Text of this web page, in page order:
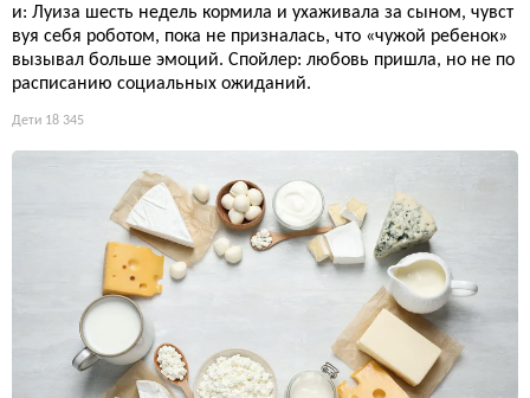
и: Луиза шесть недель кормила и ухаживала за сыном, чувст
вуя себя роботом, пока не призналась, что «чужой ребенок»
вызывал больше эмоций. Спойлер: любовь пришла, но не по
расписанию социальных ожиданий.
Дети 18 345